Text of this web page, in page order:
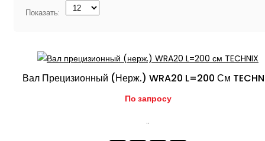
Показать:
Вал Прецизионный (нерж.) WRA20 L=200 См
По запросу
..